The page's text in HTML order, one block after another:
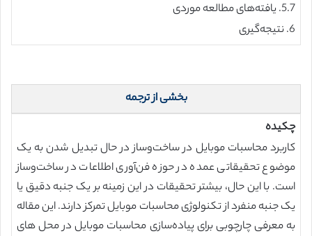
5.7. یافته‌های مطالعه موردی
6. نتیجه‌گیری
بخشی از ترجمه
چکیده
کاربرد محاسبات موبایل در ساخت‌وساز در حال تبدیل شدن به یک
موضوع تحقیقاتی عمده در حوزه فن‌آوری اطلاعات در ساخت‌وساز
است. با این حال، بیشتر تحقیقات در این زمینه بر یک جنبه دقیق یا
یک جنبه منفرد از تکنولوژی محاسبات موبایل تمرکز دارند. این مقاله
به معرفی چارچوبی برای پیاده‌سازی محاسبات موبایل در محل های